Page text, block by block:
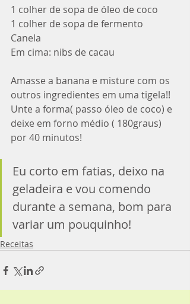
1 colher de sopa de óleo de coco
1 colher de sopa de fermento
Canela
Em cima: nibs de cacau
Amasse a banana e misture com os
outros ingredientes em uma tigela!!
Unte a forma( passo óleo de coco) e
deixe em forno médio ( 180graus)
por 40 minutos!
Eu corto em fatias, deixo na
geladeira e vou comendo
durante a semana, bom para
variar um pouquinho!
Receitas